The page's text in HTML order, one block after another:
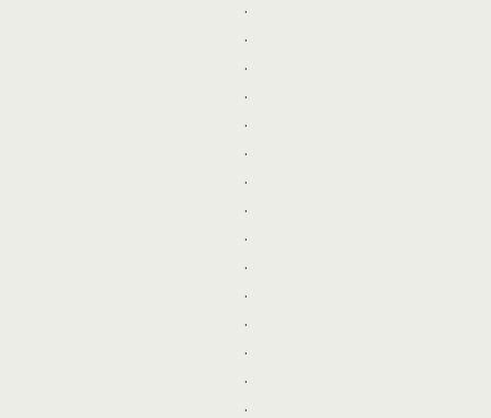
.
.
.
.
.
.
.
.
.
.
.
.
.
.
.